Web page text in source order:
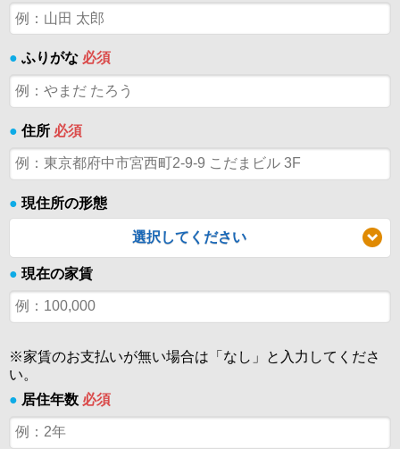
● ふりがな 必須
● 住所 必須
● 現住所の形態
選択してください
● 現在の家賃
※家賃のお支払いが無い場合は「なし」と入力してくださ
い。
● 居住年数 必須